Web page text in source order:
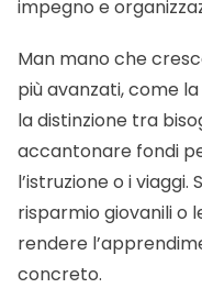
impegno e
Man mano che
più avanzati, come
la distinzione tra
accantonare fondi
l’istruzione o i
risparmio giovanili o
rendere
concreto.